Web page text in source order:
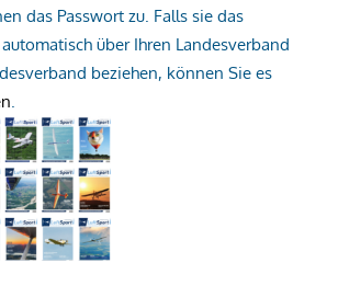
das Passwort zu. Falls sie das
über Ihren Landesverband
beziehen, können Sie es
.